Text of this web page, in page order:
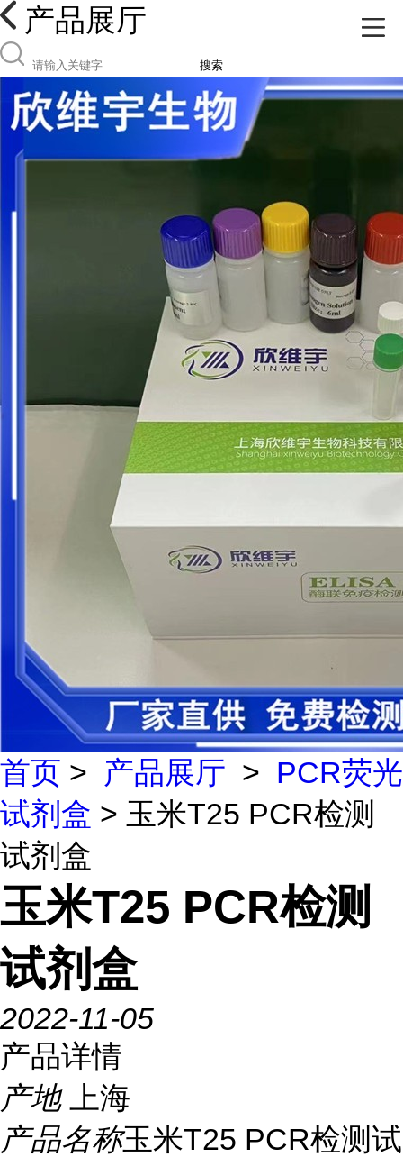
产品展厅
搜索
首页 > 产品展厅 > PCR荧光
试剂盒 > 玉米T25 PCR检测
试剂盒
玉米T25 PCR检测
试剂盒
2022-11-05
产品详情
产地
上海
产品名称玉米T25 PCR检测试